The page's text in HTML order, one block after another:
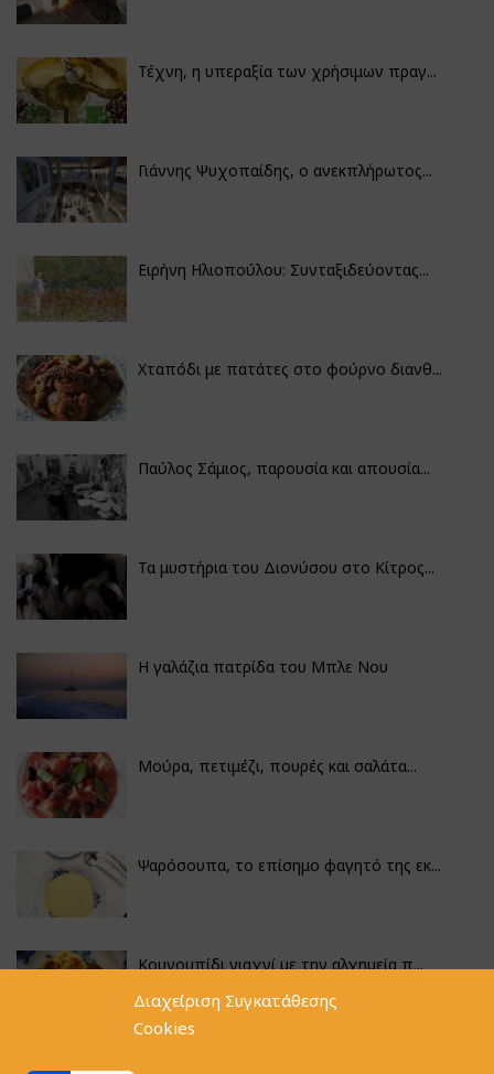
Διαχείριση Συγκατάθεσης
Cookies
Τέχνη, η υπεραξία των χρήσιμων πραγ...
Γιάννης Ψυχοπαίδης, ο ανεκπλήρωτος...
Ειρήνη Ηλιοπούλου: Συνταξιδεύοντας...
Χταπόδι με πατάτες στο φούρνο διανθ...
Παύλος Σάμιος, παρουσία και απουσία...
Τα μυστήρια του Διονύσου στο Κίτρος...
Η γαλάζια πατρίδα του Μπλε Νου
Μούρα, πετιμέζι, πουρές και σαλάτα...
Ψαρόσουπα, το επίσημο φαγητό της εκ...
Κουνουπίδι γιαχνί με την αλχημεία π...